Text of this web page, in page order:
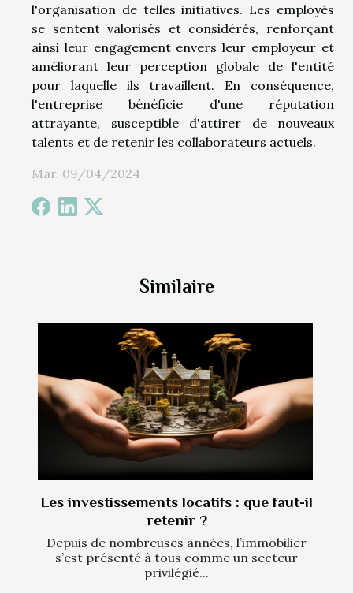
Similaire
Les investissements locatifs : que faut-il
retenir ?
Depuis de nombreuses années, l’immobilier
s’est présenté à tous comme un secteur
privilégié...
l'organisation de telles initiatives. Les employés
se sentent valorisés et considérés, renforçant
ainsi leur engagement envers leur employeur et
améliorant leur perception globale de l'entité
pour laquelle ils travaillent. En conséquence,
l'entreprise bénéficie d'une réputation
attrayante, susceptible d'attirer de nouveaux
talents et de retenir les collaborateurs actuels.
Mar. 09/04/2024